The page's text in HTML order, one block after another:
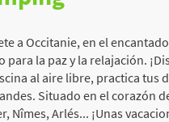
a Occitanie, en el
la paz y la relajación.
al aire libre, practica
Situado en el corazón
Nîmes, Arlés... ¡Unas